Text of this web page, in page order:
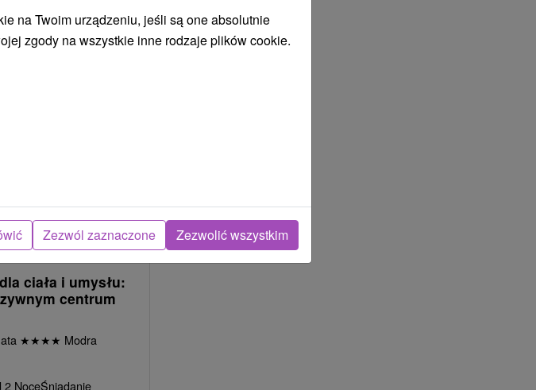
NA PODSTAWIE OCENY
od352,91zł
ciała i umysłu:
centrum
★★★★ Modra
2 NoceŚniadanie
na Twoim urządzeniu, jeśli są one absolutnie
zgody na wszystkie inne rodzaje plików cookie.
Zezwól zaznaczone Zezwolić wszystkim